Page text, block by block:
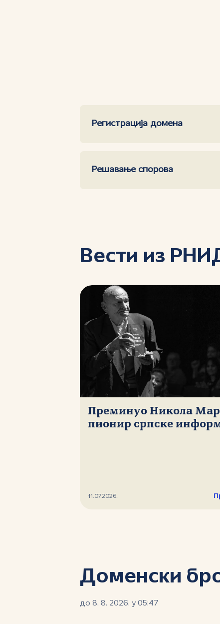
Регистрација домена
Решавање спорова
Вести из
Преминуо Никола
пионир српске
11.07.2026.
Доменски
до 8. 8. 2026. у 05:47